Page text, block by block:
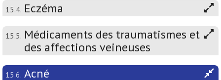
15.4. Eczéma
15.5. Médicaments des traumatismes et
des affections veineuses
15.6. Acné